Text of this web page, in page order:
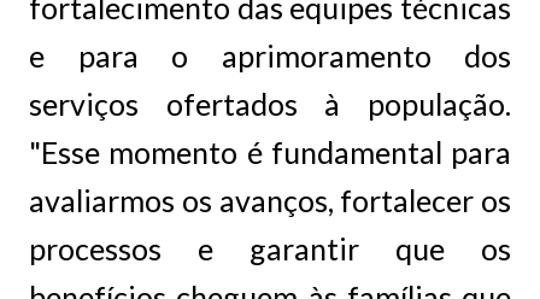
e para o aprimoramento dos
serviços ofertados à população.
"Esse momento é fundamental para
avaliarmos os avanços, fortalecer os
processos e garantir que os